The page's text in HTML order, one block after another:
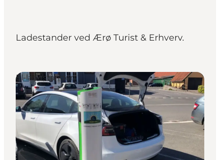
Det sker
Ladestander ved Ærø Turist & Erhverv.
El-ladestander